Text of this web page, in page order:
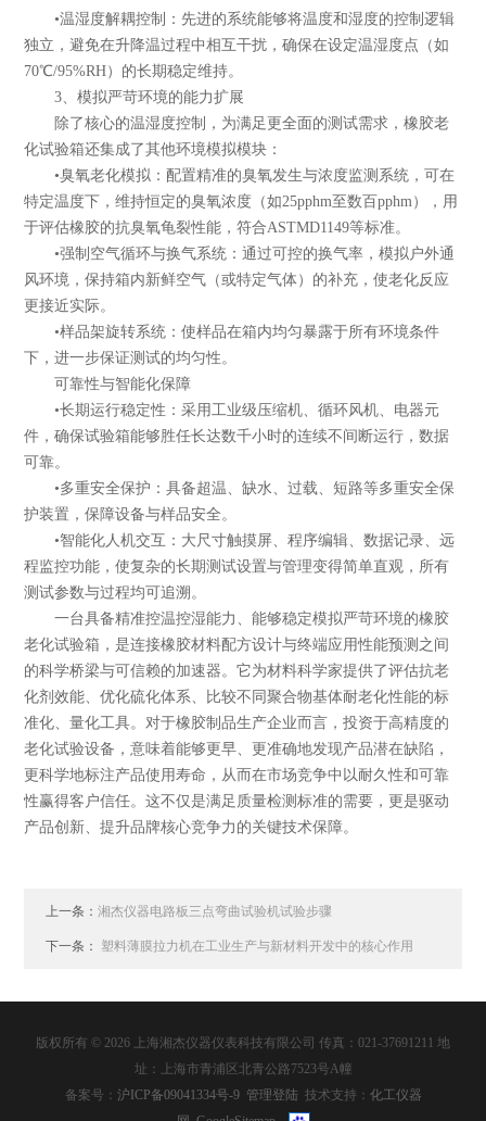
•温湿度解耦控制：先进的系统能够将温度和湿度的控制逻辑
独立，避免在升降温过程中相互干扰，确保在设定温湿度点（如
70℃/95%RH）的长期稳定维持。
3、模拟严苛环境的能力扩展
除了核心的温湿度控制，为满足更全面的测试需求，橡胶老
化试验箱还集成了其他环境模拟模块：
•臭氧老化模拟：配置精准的臭氧发生与浓度监测系统，可在
特定温度下，维持恒定的臭氧浓度（如25pphm至数百pphm），用
于评估橡胶的抗臭氧龟裂性能，符合ASTMD1149等标准。
•强制空气循环与换气系统：通过可控的换气率，模拟户外通
风环境，保持箱内新鲜空气（或特定气体）的补充，使老化反应
更接近实际。
•样品架旋转系统：使样品在箱内均匀暴露于所有环境条件
下，进一步保证测试的均匀性。
可靠性与智能化保障
•长期运行稳定性：采用工业级压缩机、循环风机、电器元
件，确保试验箱能够胜任长达数千小时的连续不间断运行，数据
可靠。
•多重安全保护：具备超温、缺水、过载、短路等多重安全保
护装置，保障设备与样品安全。
•智能化人机交互：大尺寸触摸屏、程序编辑、数据记录、远
程监控功能，使复杂的长期测试设置与管理变得简单直观，所有
测试参数与过程均可追溯。
一台具备精准控温控湿能力、能够稳定模拟严苛环境的橡胶
老化试验箱，是连接橡胶材料配方设计与终端应用性能预测之间
的科学桥梁与可信赖的加速器。它为材料科学家提供了评估抗老
化剂效能、优化硫化体系、比较不同聚合物基体耐老化性能的标
准化、量化工具。对于橡胶制品生产企业而言，投资于高精度的
老化试验设备，意味着能够更早、更准确地发现产品潜在缺陷，
更科学地标注产品使用寿命，从而在市场竞争中以耐久性和可靠
性赢得客户信任。这不仅是满足质量检测标准的需要，更是驱动
产品创新、提升品牌核心竞争力的关键技术保障。
上一条：湘杰仪器电路板三点弯曲试验机试验步骤
下一条： 塑料薄膜拉力机在工业生产与新材料开发中的核心作用
版权所有 © 2026 上海湘杰仪器仪表科技有限公司 传真：021-37691211 地
址：上海市青浦区北青公路7523号A幢
备案号： 沪ICP备09041334号-9 管理登陆 技术支持： 化工仪器